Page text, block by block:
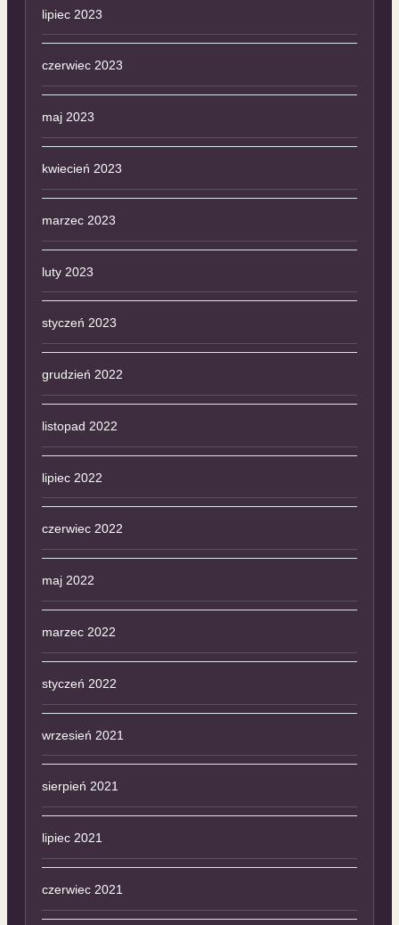
lipiec 2023
czerwiec 2023
maj 2023
kwiecień 2023
marzec 2023
luty 2023
styczeń 2023
grudzień 2022
listopad 2022
lipiec 2022
czerwiec 2022
maj 2022
marzec 2022
styczeń 2022
wrzesień 2021
sierpień 2021
lipiec 2021
czerwiec 2021